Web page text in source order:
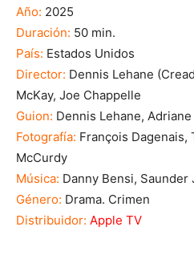
Año: 2025
Duración: 50 min.
País: Estados Unidos
Director: Dennis Lehane
McKay, Joe Chappelle
Guion: Dennis Lehane,
Fotografía: François Dagenais,
McCurdy
Música: Danny Bensi, Saunder
Género: Drama. Crimen
Distribuidor: Apple TV